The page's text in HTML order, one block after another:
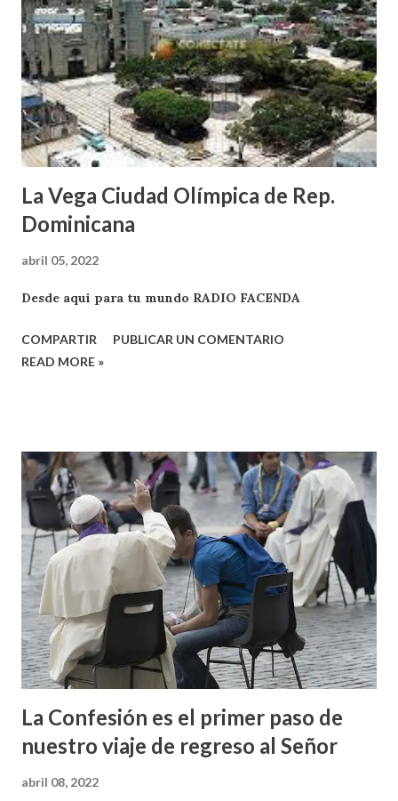
La Vega Ciudad Olímpica de Rep.
Dominicana
abril 05, 2022
Desde aqui para tu mundo RADIO FACENDA
COMPARTIR
PUBLICAR UN COMENTARIO
READ MORE »
La Confesión es el primer paso de
nuestro viaje de regreso al Señor
abril 08, 2022